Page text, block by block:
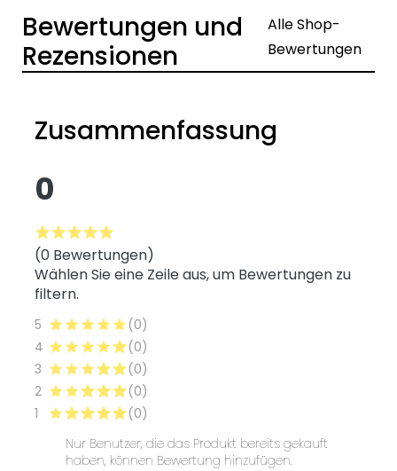
Bewertungen und
Rezensionen
Alle Shop-
Bewertungen
Zusammenfassung
0
(0 Bewertungen)
Wählen Sie eine Zeile aus, um Bewertungen zu
filtern.
5
(0)
4
(0)
3
(0)
2
(0)
1
(0)
Nur Benutzer, die das Produkt bereits gekauft
haben, können Bewertung hinzufügen.